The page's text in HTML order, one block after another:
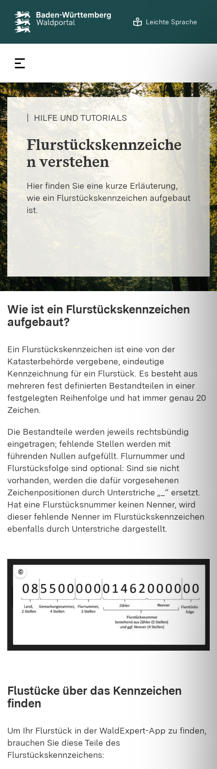
S
t
a
t
e
i
Leichte Sprache
© LFV BW/Noah Schneider
HILFE UND TUTORIALS
Flurstückskennzeiche
n verstehen
Hier finden Sie eine kurze Erläuterung,
wie ein Flurstückskennzeichen aufgebaut
ist.
Wie ist ein Flurstückskennzeichen
aufgebaut?
Ein Flurstückskennzeichen ist eine von der
Katasterbehörde vergebene, eindeutige
Kennzeichnung für ein Flurstück. Es besteht aus
mehreren fest definierten Bestandteilen in einer
festgelegten Reihenfolge und hat immer genau 20
Zeichen.
Die Bestandteile werden jeweils rechtsbündig
eingetragen; fehlende Stellen werden mit
führenden Nullen aufgefüllt. Flurnummer und
Flurstücksfolge sind optional: Sind sie nicht
vorhanden, werden die dafür vorgesehenen
Zeichenpositionen durch Unterstriche „_“ ersetzt.
Hat eine Flurstücksnummer keinen Nenner, wird
dieser fehlende Nenner im Flurstückskennzeichen
ebenfalls durch Unterstriche dargestellt.
©
Flustücke über das Kennzeichen
finden
Um Ihr Flurstück in der WaldExpert-App zu finden,
brauchen Sie diese Teile des
Flurstückskennzeichens: